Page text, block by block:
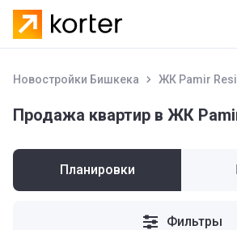
Новостройки Бишкека ЖК Pamir
Продажа квартир в ЖК
Планировки
Фильтры